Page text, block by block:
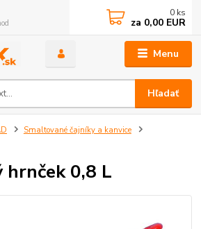
Menu
Hľadať
0 ks
za 0,00 EUR
Smaltované čajníky a kanvice
0,8 L